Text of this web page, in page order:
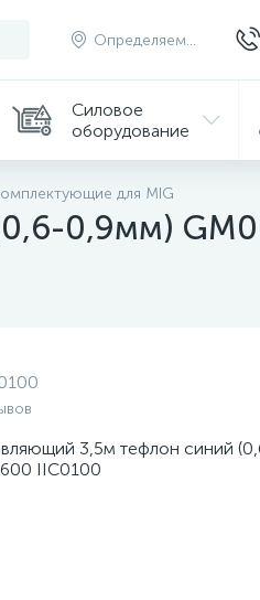
Определяем...
Силовое
оборудование
для MIG
0,9мм)
3,5м тефлон синий
IIC0100